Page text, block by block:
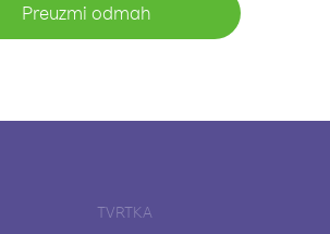
Preuzmi odmah
TVRTKA